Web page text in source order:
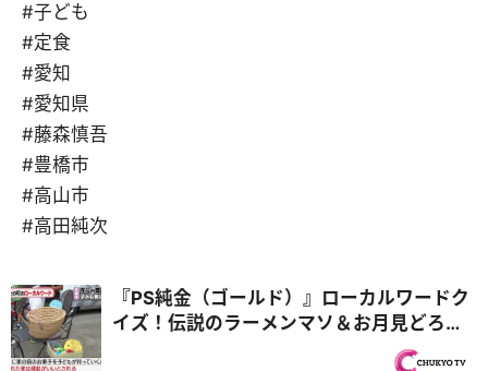
#子ども
#定食
#愛知
#愛知県
#藤森慎吾
#豊橋市
#高山市
#高田純次
『PS純金（ゴールド）』ローカルワードク
イズ！伝説のラーメンマソ＆お月見どろぼ